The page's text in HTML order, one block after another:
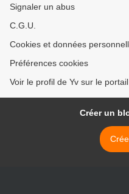
Signaler un abus
C.G.U.
Cookies et données
Préférences cookies
Voir le profil de Yv sur le
Créer un